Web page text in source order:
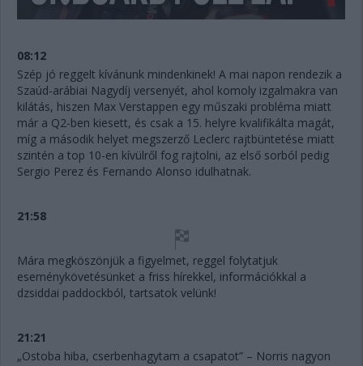
08:12
Szép jó reggelt kívánunk mindenkinek! A mai napon rendezik a
Szaúd-arábiai Nagydíj versenyét, ahol komoly izgalmakra van
kilátás, hiszen Max Verstappen egy műszaki probléma miatt
már a Q2-ben kiesett, és csak a 15. helyre kvalifikálta magát,
míg a második helyet megszerző Leclerc rajtbüntetése miatt
szintén a top 10-en kívülről fog rajtolni, az első sorból pedig
Sergio Perez és Fernando Alonso idulhatnak.
21:58
Mára megköszönjük a figyelmet, reggel folytatjuk
eseménykövetésünket a friss hírekkel, információkkal a
dzsiddai paddockból, tartsatok velünk!
21:21
„Ostoba hiba, cserbenhagytam a csapatot” – Norris nagyon